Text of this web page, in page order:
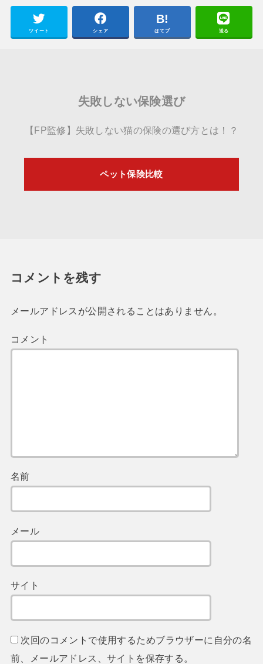
ツイート シェア はてブ 送る
失敗しない保険選び
【FP監修】失敗しない猫の保険の選び方とは！？
ペット保険比較
コメントを残す
メールアドレスが公開されることはありません。
コメント
名前
メール
サイト
次回のコメントで使用するためブラウザーに自分の名
前、メールアドレス、サイトを保存する。